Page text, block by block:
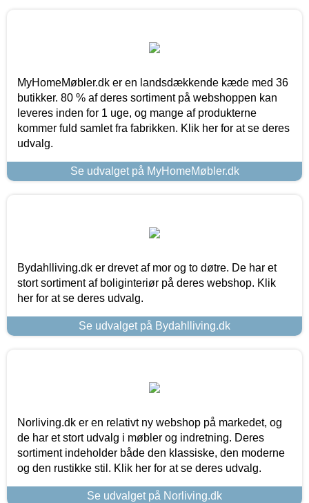
MyHomeMøbler.dk er en landsdækkende kæde med 36
butikker. 80 % af deres sortiment på webshoppen kan
leveres inden for 1 uge, og mange af produkterne
kommer fuld samlet fra fabrikken. Klik her for at se deres
udvalg.
Se udvalget på MyHomeMøbler.dk
Bydahlliving.dk er drevet af mor og to døtre. De har et
stort sortiment af boliginteriør på deres webshop. Klik
her for at se deres udvalg.
Se udvalget på Bydahlliving.dk
Norliving.dk er en relativt ny webshop på markedet, og
de har et stort udvalg i møbler og indretning. Deres
sortiment indeholder både den klassiske, den moderne
og den rustikke stil. Klik her for at se deres udvalg.
Se udvalget på Norliving.dk